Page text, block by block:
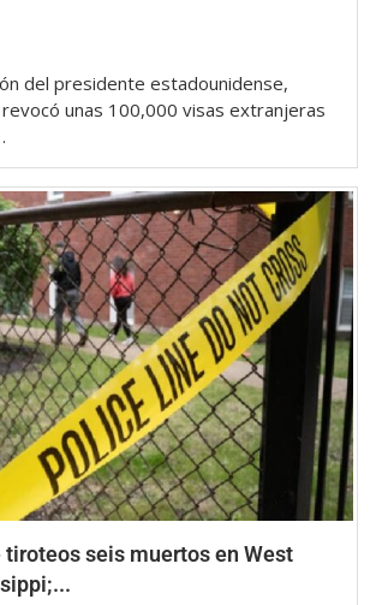
del presidente estadounidense,
unas 100,000 visas extranjeras
tiroteos seis muertos en West